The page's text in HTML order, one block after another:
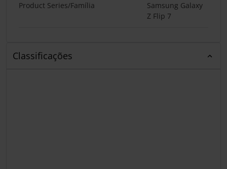
Product Series/Família
Samsung Galaxy
Z Flip 7
Classificações